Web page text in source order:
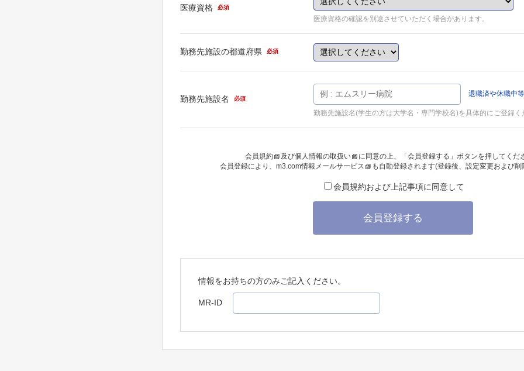
医療資格 必須
医療資格の確認を別途させていただく場合があります。
勤務先施設の都道府県 必須
勤務先施設名 必須
退職済や休職中
勤務先施設名(学生の方は大学名・専門学校名)を具体的にご登録く
会員規約 及び個人情報の取扱い
に同意の上、「会員登録する」ボタンを押してくだ
会員登録により、 m3.com情報メールサービス も自動登録されます(登録後、設定変更および
会員規約および上記事項に同意して
会員登録する
情報をお持ちの方のみご記入ください。
MR-ID